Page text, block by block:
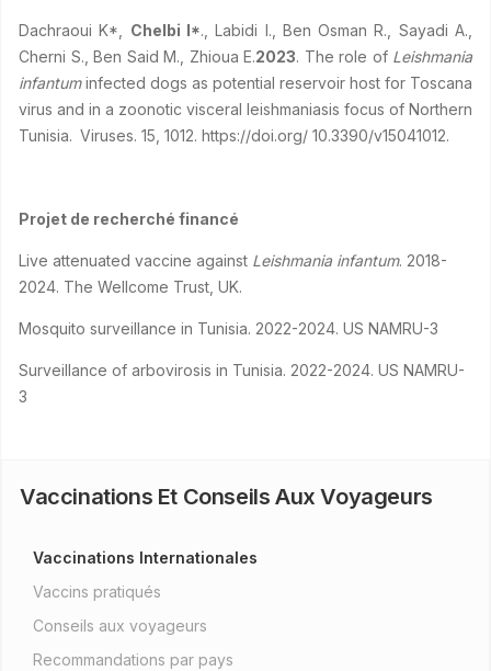
Dachraoui K*, Chelbi I*., Labidi I., Ben Osman R., Sayadi A.,
Cherni S., Ben Said M., Zhioua E.2023. The role of Leishmania
infantuminfected dogs as potential reservoir host for Toscana
virus and in a zoonotic visceral leishmaniasis focus of Northern
Tunisia. Viruses. 15, 1012. https://doi.org/ 10.3390/v15041012.
Projet de recherché financé
Live attenuated vaccine against Leishmania infantum. 2018-
2024. The Wellcome Trust, UK.
Mosquito surveillance in Tunisia. 2022-2024. US NAMRU-3
Surveillance of arbovirosis in Tunisia. 2022-2024. US NAMRU-
3
Vaccinations Et Conseils Aux Voyageurs
Vaccinations Internationales
Vaccins pratiqués
Conseils aux voyageurs
Recommandations par pays